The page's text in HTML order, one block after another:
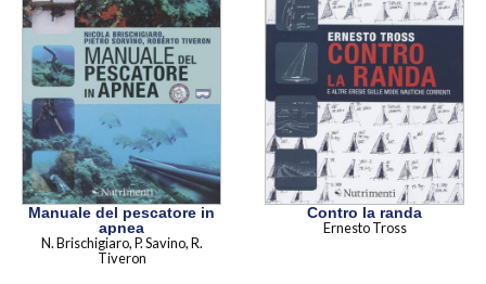
Manuale del pescatore in
apnea
N. Brischigiaro, P. Savino, R.
Tiveron
Contro la randa
Ernesto Tross